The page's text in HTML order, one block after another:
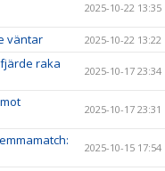
2025-10-22 13:35
väntar 2025-10-22 13:22
raka
2025-10-17 23:34
2025-10-17 23:31
2025-10-15 17:54